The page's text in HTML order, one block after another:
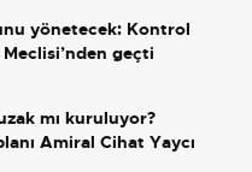
yönetecek: Kontrol
geçti
mı kuruluyor?
Amiral Cihat Yaycı